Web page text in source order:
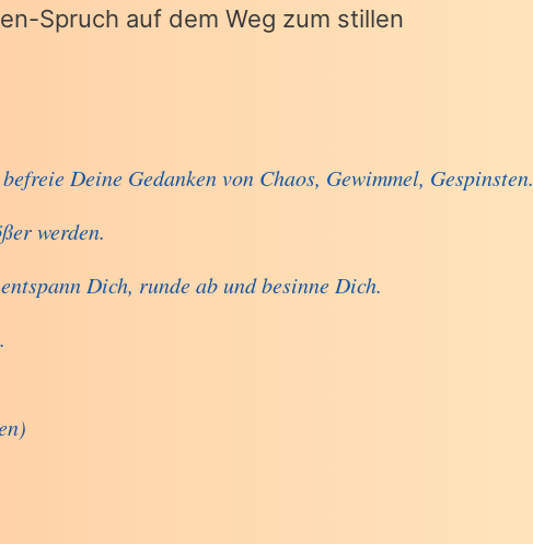
Spruch auf dem Weg zum stillen
Deine Gedanken von Chaos, Gewimmel, Gespinsten.
werden.
Dich, runde ab und besinne Dich.